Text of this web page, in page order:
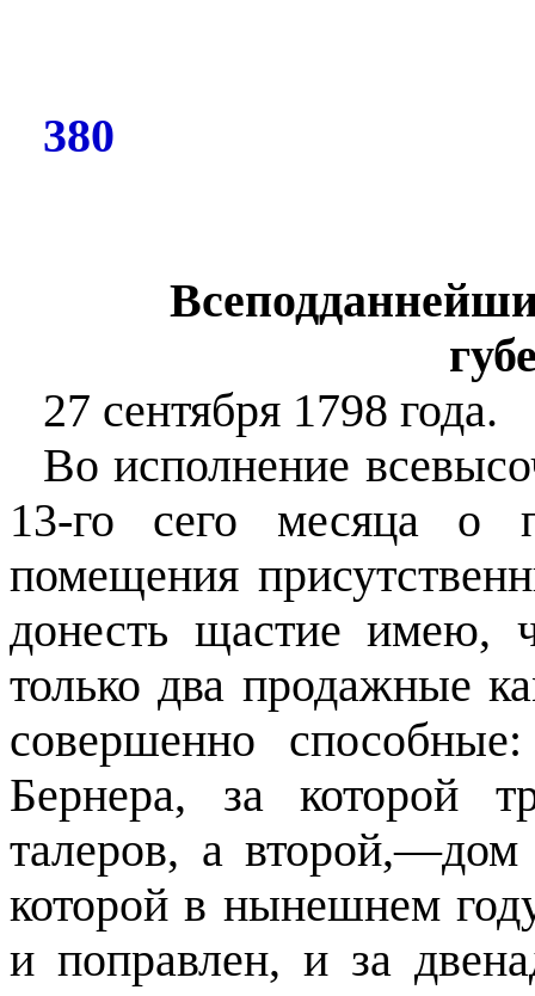
380
27 сентября 1798 года.
Во исполнение
13-го сего месяца о
помещения
донесть щастие имею,
только два продажные
совершенно
Бернера, за которой
талеров, а второй,—дом
которой в нынешнем
и поправлен, и за